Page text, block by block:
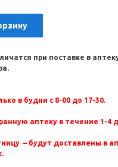
при поставке в
в будни с 8-00 до 17-30.
аптеку в течение 1-4
– будут доставлены в